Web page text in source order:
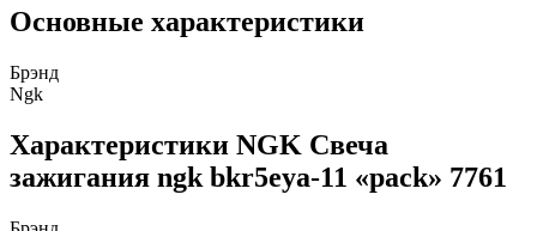
Основные характеристики
Брэнд
Ngk
Характеристики NGK Свеча
зажигания ngk bkr5eya-11 «pack» 7761